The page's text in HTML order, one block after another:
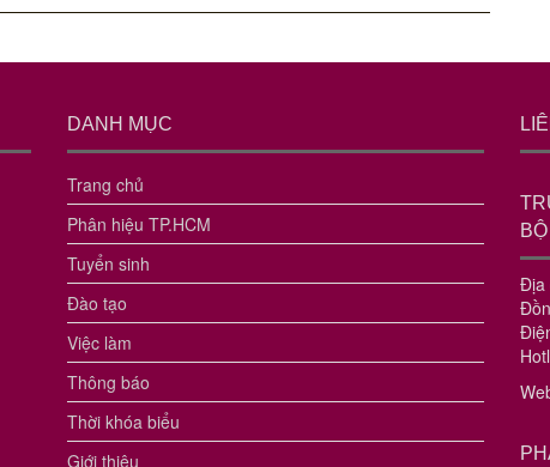
DANH MỤC
Trang chủ
Phân hiệu TP.HCM
Tuyển sinh
Đào tạo
Việc làm
Thông báo
Thời khóa biểu
Giới thiệu
BỘ
Địa